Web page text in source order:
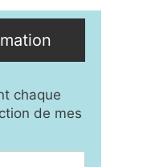
chaque
de mes